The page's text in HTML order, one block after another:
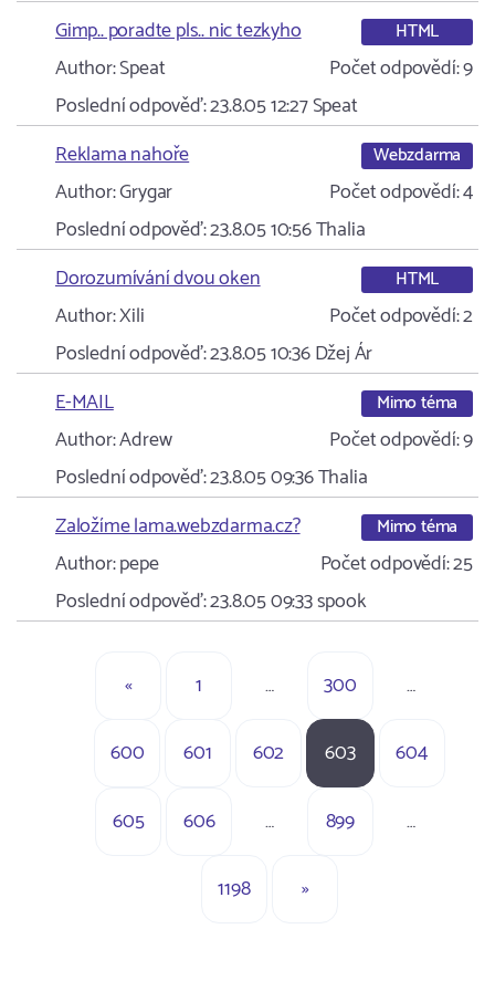
Gimp.. poradte pls.. nic tezkyho
HTML
Author:Speat Počet odpovědí:9
Poslední odpověď:23.8.05 12:27Speat
Reklama nahoře
Webzdarma
Author:Grygar Počet odpovědí:4
Poslední odpověď:23.8.05 10:56Thalia
Dorozumívání dvou oken
HTML
Author:Xili Počet odpovědí:2
Poslední odpověď:23.8.05 10:36Džej Ár
E-MAIL
Mimo téma
Author:Adrew Počet odpovědí:9
Poslední odpověď:23.8.05 09:36Thalia
Založíme lama.webzdarma.cz?
Mimo téma
Author:pepe Počet odpovědí:25
Poslední odpověď:23.8.05 09:33spook
« 1 … 300 …
600 601 602 603 604
605 606 … 899 …
1198 »